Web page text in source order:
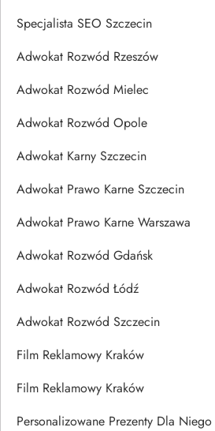
Specjalista SEO Szczecin
Adwokat Rozwód Rzeszów
Adwokat Rozwód Mielec
Adwokat Rozwód Opole
Adwokat Karny Szczecin
Adwokat Prawo Karne Szczecin
Adwokat Prawo Karne Warszawa
Adwokat Rozwód Gdańsk
Adwokat Rozwód Łódź
Adwokat Rozwód Szczecin
Film Reklamowy Kraków
Film Reklamowy Kraków
Personalizowane Prezenty Dla Niego